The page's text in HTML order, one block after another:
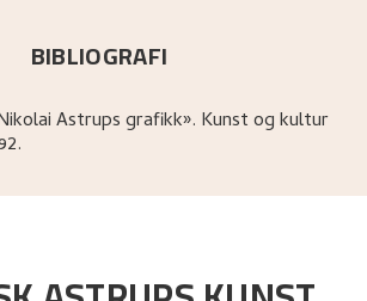
BIBLIOGRAFI
Astrups grafikk». Kunst og kultur